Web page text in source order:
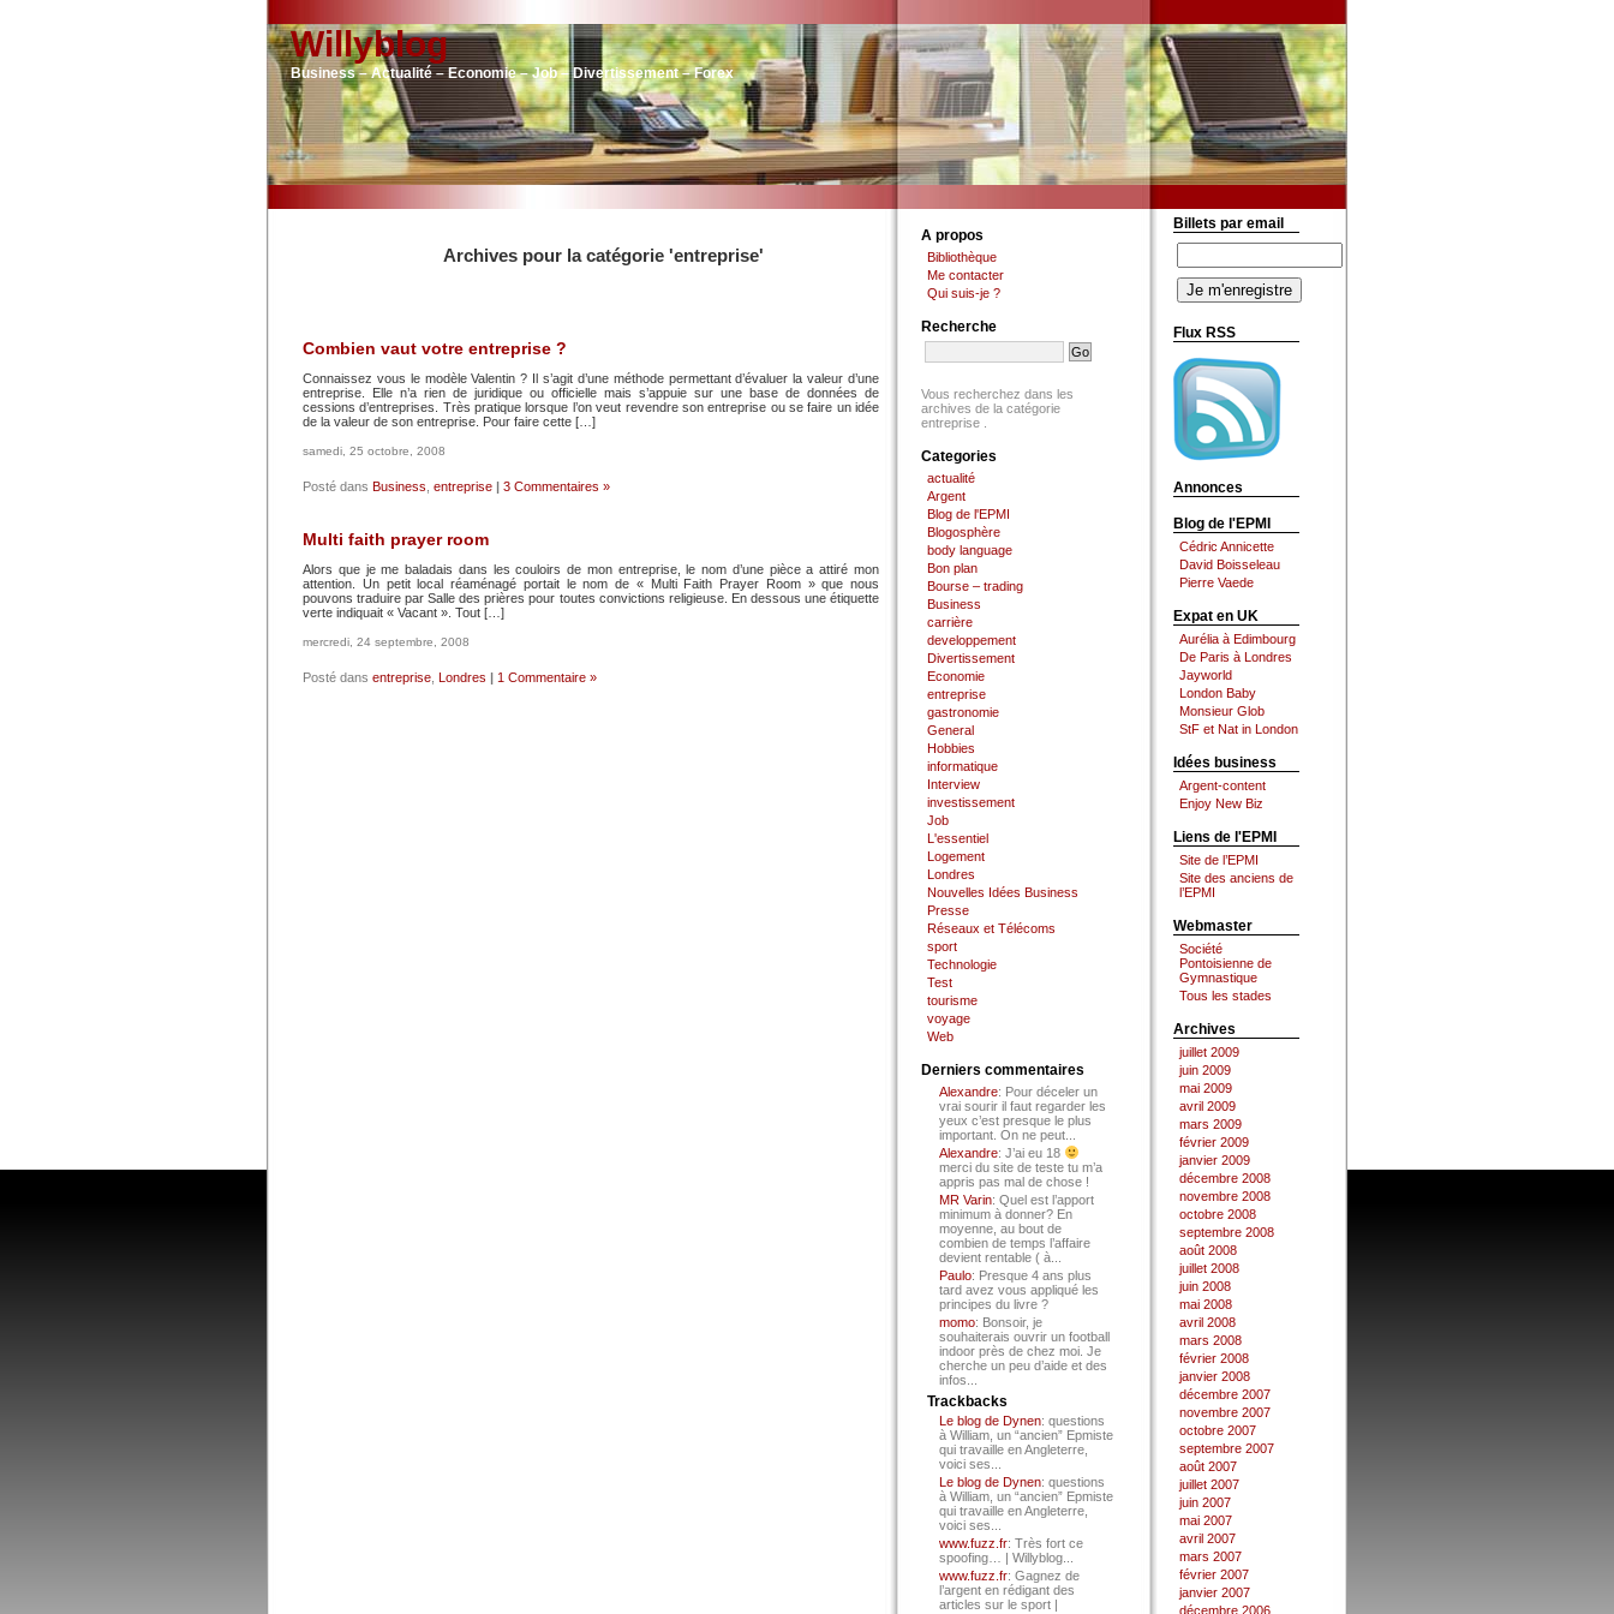
Willyblog
Business – Actualité – Economie – Job – Divertissement – Forex
Archives pour la catégorie 'entreprise'
Combien vaut votre entreprise ?
Connaissez vous le modèle Valentin ? Il s’agit d’une méthode permettant d’évaluer la valeur d’une
entreprise. Elle n’a rien de juridique ou officielle mais s’appuie sur une base de données de
cessions d’entreprises. Très pratique lorsque l’on veut revendre son entreprise ou se faire un idée
de la valeur de son entreprise. Pour faire cette […]
samedi, 25 octobre, 2008
Posté dans Business entreprise | 3 Commentaires »
Multi faith prayer room
Alors que je me baladais dans les couloirs de mon entreprise, le nom d’une pièce a attiré mon
attention. Un petit local réaménagé portait le nom de « Multi Faith Prayer Room » que nous
pouvons traduire par Salle des prières pour toutes convictions religieuse. En dessous une étiquette
verte indiquait « Vacant ». Tout […]
mercredi, 24 septembre, 2008
Posté dans entreprise Londres | 1 Commentaire »
A propos
Bibliothèque
Me contacter
Qui suis-je ?
Recherche
Vous recherchez dans les
archives de la catégorie
entreprise .
Categories
actualité
Argent
Blog de l'EPMI
Blogosphère
body language
Bon plan
Bourse – trading
Business
carrière
developpement
Divertissement
Economie
entreprise
gastronomie
General
Hobbies
informatique
Interview
investissement
Job
L'essentiel
Logement
Londres
Nouvelles Idées Business
Presse
Réseaux et Télécoms
sport
Technologie
Test
tourisme
voyage
Web
Derniers commentaires
Alexandre: Pour déceler un
vrai sourir il faut regarder les
yeux c’est presque le plus
important. On ne peut...
Alexandre: J’ai eu 18
merci du site de teste tu m’a
appris pas mal de chose !
MR Varin: Quel est l’apport
minimum à donner? En
moyenne, au bout de
combien de temps l’affaire
devient rentable ( à...
Paulo: Presque 4 ans plus
tard avez vous appliqué les
principes du livre ?
momo: Bonsoir, je
souhaiterais ouvrir un football
indoor près de chez moi. Je
cherche un peu d’aide et des
infos...
Trackbacks
Le blog de Dynen: questions
à William, un “ancien” Epmiste
qui travaille en Angleterre,
voici ses...
Le blog de Dynen: questions
à William, un “ancien” Epmiste
qui travaille en Angleterre,
voici ses...
www.fuzz.fr: Très fort ce
spoofing… | Willyblog...
www.fuzz.fr: Gagnez de
l’argent en rédigant des
articles sur le sport |
Billets par email
Flux RSS
Annonces
Blog de l'EPMI
Cédric Annicette
David Boisseleau
Pierre Vaede
Expat en UK
Aurélia à Edimbourg
De Paris à Londres
Jayworld
London Baby
Monsieur Glob
StF et Nat in London
Idées business
Argent-content
Enjoy New Biz
Liens de l'EPMI
Site de l’EPMI
Site des anciens de
l’EPMI
Webmaster
Société
Pontoisienne de
Gymnastique
Tous les stades
Archives
juillet 2009
juin 2009
mai 2009
avril 2009
mars 2009
février 2009
janvier 2009
décembre 2008
novembre 2008
octobre 2008
septembre 2008
août 2008
juillet 2008
juin 2008
mai 2008
avril 2008
mars 2008
février 2008
janvier 2008
décembre 2007
novembre 2007
octobre 2007
septembre 2007
août 2007
juillet 2007
juin 2007
mai 2007
avril 2007
mars 2007
février 2007
janvier 2007
décembre 2006